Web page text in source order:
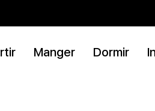
Manger Dormir